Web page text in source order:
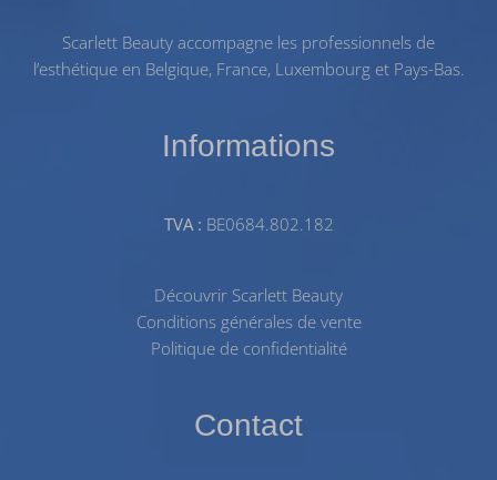
Scarlett Beauty accompagne les professionnels de
l’esthétique en Belgique, France, Luxembourg et Pays-Bas.
Informations
TVA : BE0684.802.182
Découvrir Scarlett Beauty
Conditions générales de vente
Politique de confidentialité
Contact